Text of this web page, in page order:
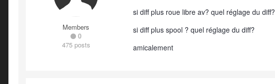
Members
0
475 posts
si diff plus roue libre av? quel réglage du diff?
si diff plus spool ? quel réglage du diff?
amicalement